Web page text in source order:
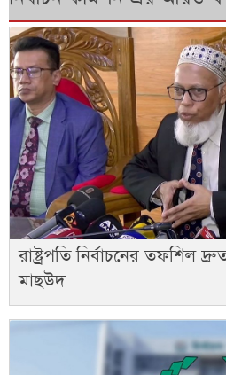
রাষ্ট্রপতি নির্বাচনের তফশিল
মাছউদ